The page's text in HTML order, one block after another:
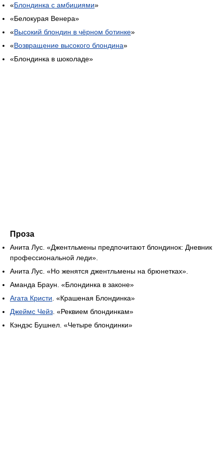
«Блондинка с амбициями»
«Белокурая Венера»
«Высокий блондин в чёрном ботинке»
«Возвращение высокого блондина»
«Блондинка в шоколаде»
Проза
Анита Лус. «Джентльмены предпочитают блондинок: Дневник
профессиональной леди».
Анита Лус. «Но женятся джентльмены на брюнетках».
Аманда Браун. «Блондинка в законе»
Агата Кристи . «Крашеная Блондинка»
Джеймс Чейз . «Реквием блондинкам»
Кэндэс Бушнел. «Четыре блондинки»